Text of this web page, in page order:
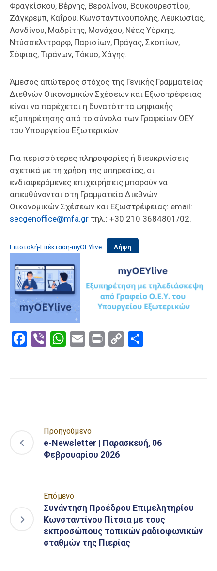
Φραγκίσκου, Βέρνης, Βερολίνου, Βουκουρεστίου,
Ζάγκρεμπ, Καΐρου, Κωνσταντινούπολης, Λευκωσίας,
Λονδίνου, Μαδρίτης, Μονάχου, Νέας Υόρκης,
Ντύσσελντρορφ, Παρισίων, Πράγας, Σκοπίων,
Σόφιας, Τιράνων, Τόκυο, Χάγης.
Άμεσος απώτερος στόχος της Γενικής Γραμματείας
Διεθνών Οικονομικών Σχέσεων και Εξωστρέφειας
είναι να παρέχεται η δυνατότητα ψηφιακής
εξυπηρέτησης από το σύνολο των Γραφείων ΟΕΥ
του Υπουργείου Εξωτερικών.
Για περισσότερες πληροφορίες ή διευκρινίσεις
σχετικά με τη χρήση της υπηρεσίας, οι
ενδιαφερόμενες επιχειρήσεις μπορούν να
απευθύνονται στη Γραμματεία Διεθνών
Οικονομικών Σχέσεων και Εξωστρέφειας: email:
secgenoffice@mfa.gr τηλ.: +30 210 3684801/02.
Επιστολή-Επέκταση-myOEYlive Λήψη
Facebook
ViberWhatsApp
EmailPrintCopy
Προηγούμενο
e-Newsletter | Παρασκευή, 06
Φεβρουαρίου 2026
Επόμενο
Συνάντηση Προέδρου Επιμελητηρίου
Κωνσταντίνου Πίτσια με τους
εκπροσώπους τοπικών ραδιοφωνικών
σταθμών της Πιερίας